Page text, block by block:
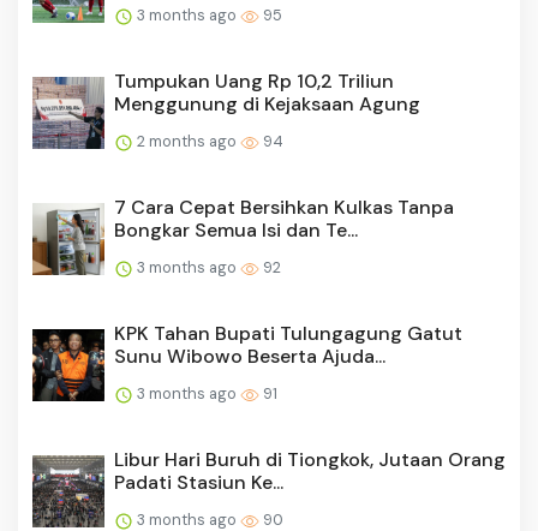
3 months ago 95
Tumpukan Uang Rp 10,2 Triliun
Menggunung di Kejaksaan Agung
2 months ago 94
7 Cara Cepat Bersihkan Kulkas Tanpa
Bongkar Semua Isi dan Te...
3 months ago 92
KPK Tahan Bupati Tulungagung Gatut
Sunu Wibowo Beserta Ajuda...
3 months ago 91
Libur Hari Buruh di Tiongkok, Jutaan Orang
Padati Stasiun Ke...
3 months ago 90